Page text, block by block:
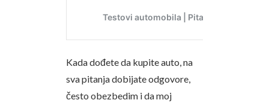
Kada dođete da kupite auto, na
sva pitanja dobijate odgovore,
često obezbedim i da moj